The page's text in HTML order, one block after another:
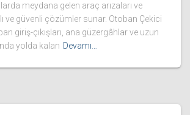
meydana gelen araç arızaları ve
ve güvenli çözümler sunar. Otoban Çekici
giriş-çıkışları, ana güzergâhlar ve uzun
yolda kalan Devamı…